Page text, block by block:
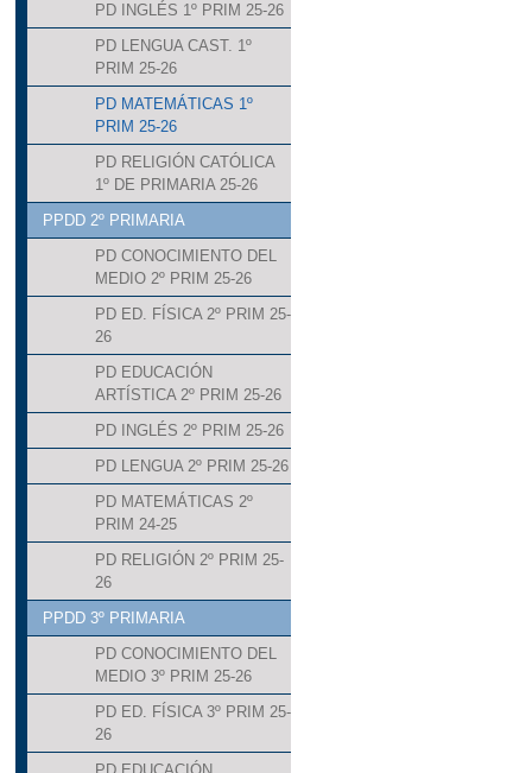
PD INGLÉS 1º PRIM 25-26
PD LENGUA CAST. 1º
PRIM 25-26
PD MATEMÁTICAS 1º
PRIM 25-26
PD RELIGIÓN CATÓLICA
1º DE PRIMARIA 25-26
PPDD 2º PRIMARIA
PD CONOCIMIENTO DEL
MEDIO 2º PRIM 25-26
PD ED. FÍSICA 2º PRIM 25-
26
PD EDUCACIÓN
ARTÍSTICA 2º PRIM 25-26
PD INGLÉS 2º PRIM 25-26
PD LENGUA 2º PRIM 25-26
PD MATEMÁTICAS 2º
PRIM 24-25
PD RELIGIÓN 2º PRIM 25-
26
PPDD 3º PRIMARIA
PD CONOCIMIENTO DEL
MEDIO 3º PRIM 25-26
PD ED. FÍSICA 3º PRIM 25-
26